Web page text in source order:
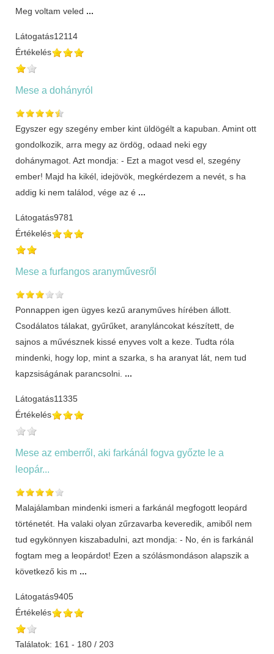
Meg voltam veled ...
Látogatás12114
Értékelés
Mese a dohányról
Egyszer egy szegény ember kint üldögélt a kapuban. Amint ott
gondolkozik, arra megy az ördög, odaad neki egy
dohánymagot. Azt mondja: - Ezt a magot vesd el, szegény
ember! Majd ha kikél, idejövök, megkérdezem a nevét, s ha
addig ki nem találod, vége az é ...
Látogatás9781
Értékelés
Mese a furfangos aranyművesről
Ponnappen igen ügyes kezű aranyműves hírében állott.
Csodálatos tálakat, gyűrűket, aranyláncokat készített, de
sajnos a művésznek kissé enyves volt a keze. Tudta róla
mindenki, hogy lop, mint a szarka, s ha aranyat lát, nem tud
kapzsiságának parancsolni. ...
Látogatás11335
Értékelés
Mese az emberről, aki farkánál fogva győzte le a
leopár...
Malajálamban mindenki ismeri a farkánál megfogott leopárd
történetét. Ha valaki olyan zűrzavarba keveredik, amiből nem
tud egykönnyen kiszabadulni, azt mondja: - No, én is farkánál
fogtam meg a leopárdot! Ezen a szólásmondáson alapszik a
következő kis m ...
Látogatás9405
Értékelés
Találatok: 161 - 180 / 203